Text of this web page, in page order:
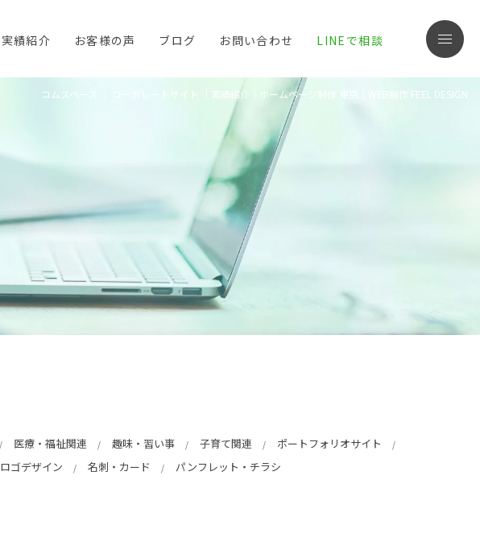
実績紹介 お客様の声 ブログ お問い合わせ LINEで相談 menu
コムスペース ｜ コーポレートサイト ｜実績紹介｜ホームページ制作 東京｜WEB制作 FEEL DESIGN
医療・福祉関連 趣味・習い事 子育て関連
ポートフォリオサイト
ロゴデザイン 名刺・カード パンフレット・チラシ